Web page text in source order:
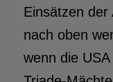
Einsätzen der
nach oben
wenn die